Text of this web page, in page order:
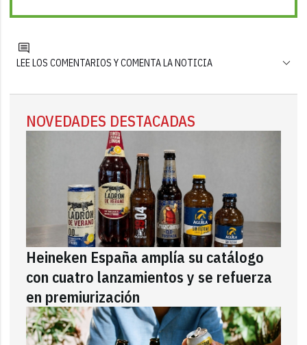
LEE LOS COMENTARIOS Y COMENTA LA NOTICIA
NOVEDADES DESTACADAS
Heineken España amplía su catálogo
con cuatro lanzamientos y se refuerza
en premiurización